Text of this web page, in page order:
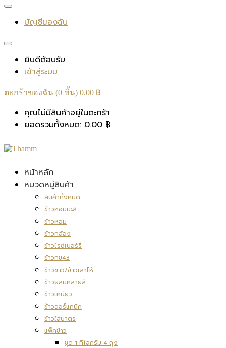
บัญชีของฉัน
ยินดีต้อนรับ
เข้าสู่ระบบ
ตะกร้าของฉัน (0 ชิ้น) 0.00 ฿
คุณไม่มีสินค้าอยู่ในตะกร้า
ยอดรวมทั้งหมด: 0.00 ฿
หน้าหลัก
หมวดหมู่สินค้า
สินค้าทั้งหมด
ข้าวหอมมะลิ
ข้าวหอม
ข้าวกล้อง
ข้าวไรซ์เบอร์รี่
ข้าวกข43
ข้าวขาว/ข้าวเสาไห้
ข้าวผสมหลายสี
ข้าวเหนียว
ข้าวออร์แกนิค
ข้าวใส่บาตร
แพ็คข้าว
ชุด 1 กิโลกรัม 4 ถุง